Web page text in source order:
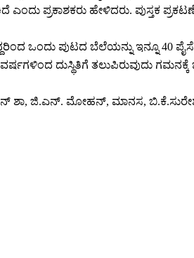
ಪ್ರಕಾಶಕರು ಹೇಳಿದರು. ಪುಸ್ತಕ
ಒಂದು ಪುಟದ ಬೆಲೆಯನ್ನು ಇನ್ನೂ 40
ವರ್ಷಗಳಿಂದ ದುಸ್ಥಿತಿಗೆ ತಲುಪಿರುವುದು
ಶಾ, ಜಿ.ಎನ್‌. ಮೋಹನ್‌, ಮಾನಸ,